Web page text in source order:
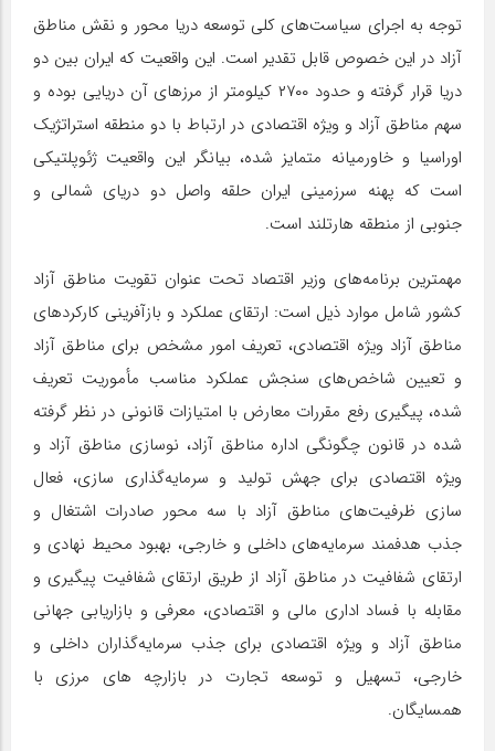
توجه به اجرای سیاست‌های کلی توسعه دریا محور و نقش مناطق
آزاد در این خصوص قابل تقدیر است. این واقعیت که ایران بین دو
دریا قرار گرفته و حدود ۲۷۰۰ کیلومتر از مرزهای آن دریایی بوده و
سهم مناطق آزاد و ویژه اقتصادی در ارتباط با دو منطقه استراتژیک
اوراسیا و خاورمیانه متمایز شده، بیانگر این واقعیت ژئوپلتیکی
است که پهنه سرزمینی ایران حلقه واصل دو دریای شمالی و
جنوبی از منطقه هارتلند است.
مهمترین برنامه‌های وزیر اقتصاد تحت عنوان تقویت مناطق آزاد
کشور شامل موارد ذیل است: ارتقای عملکرد و بازآفرینی کارکردهای
مناطق آزاد ویژه اقتصادی، تعریف امور مشخص برای مناطق آزاد
و تعیین شاخص‌های سنجش عملکرد مناسب مأموریت تعریف
شده، پیگیری رفع مقررات معارض با امتیازات قانونی در نظر گرفته
شده در قانون چگونگی اداره مناطق آزاد، نوسازی مناطق آزاد و
ویژه اقتصادی برای جهش تولید و سرمایه‌گذاری سازی، فعال
سازی ظرفیت‌های مناطق آزاد با سه محور صادرات اشتغال و
جذب هدفمند سرمایه‌های داخلی و خارجی، بهبود محیط نهادی و
ارتقای شفافیت در مناطق آزاد از طریق ارتقای شفافیت پیگیری و
مقابله با فساد اداری مالی و اقتصادی، معرفی و بازاریابی جهانی
مناطق آزاد و ویژه اقتصادی برای جذب سرمایه‌گذاران داخلی و
خارجی، تسهیل و توسعه تجارت در بازارچه های مرزی با
همسایگان.